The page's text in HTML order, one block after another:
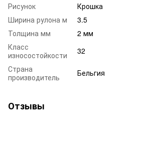
Рисунок
Крошка
Ширина рулона м
3.5
Толщина мм
2 мм
Класс
износостойкости
32
Страна
производитель
Бельгия
Отзывы